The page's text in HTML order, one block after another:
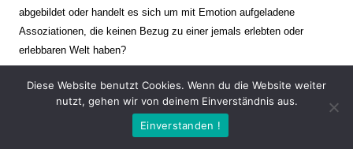
abgebildet oder handelt es sich um mit Emotion aufgeladene
Assoziationen, die keinen Bezug zu einer jemals erlebten oder
erlebbaren Welt haben?
Verharren und Dynamik stehen sich dabei gegenüber. Zeit steht still
oder verrinnt im Nu. Es soll dabei eine Spannung, auch farblich, bis
zur Schmerzgrenze erzeugt werden. Die Arbeiten stellen ambivalente
Diese Website benutzt Cookies. Wenn du die Website weiter
nutzt, gehen wir von deinem Einverständnis aus.
Einverstanden !